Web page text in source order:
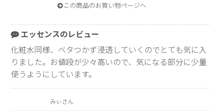
この商品のお買い物ページへ
エッセンスのレビュー
化粧水同様、ベタつかず浸透していくのでとても気に入
りました。お値段が少々高いので、気になる部分に少量
使うようにしています。
みぃさん